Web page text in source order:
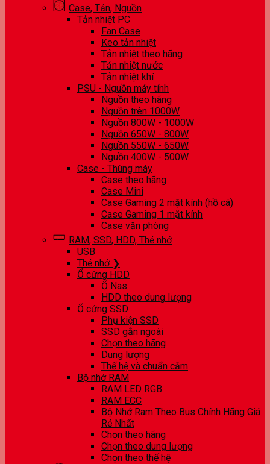
Case, Tản, Nguồn
Tản nhiệt PC
Fan Case
Keo tản nhiệt
Tản nhiệt theo hãng
Tản nhiệt nước
Tản nhiệt khí
PSU - Nguồn máy tính
Nguồn theo hãng
Nguồn trên 1000W
Nguồn 800W - 1000W
Nguồn 650W - 800W
Nguồn 550W - 650W
Nguồn 400W - 500W
Case - Thùng máy
Case theo hãng
Case Mini
Case Gaming 2 mặt kính (hồ cá)
Case Gaming 1 mặt kính
Case văn phòng
RAM, SSD, HDD, Thẻ nhớ
USB
Thẻ nhớ ❯
Ổ cứng HDD
Ổ Nas
HDD theo dung lượng
Ổ cứng SSD
Phụ kiện SSD
SSD gắn ngoài
Chọn theo hãng
Dung lượng
Thế hệ và chuẩn cắm
Bộ nhớ RAM
RAM LED RGB
RAM ECC
Bộ Nhớ Ram Theo Bus Chính Hãng Giá
Rẻ Nhất
Chọn theo hãng
Chọn theo dung lượng
Chọn theo thế hệ